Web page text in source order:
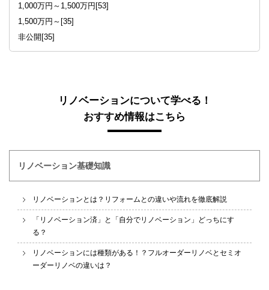
1,000万円～1,500万円[53]
1,500万円～[35]
非公開[35]
リノベーションについて学べる！
おすすめ情報はこちら
リノベーション基礎知識
リノベーションとは？リフォームとの違いや流れを徹底解説
「リノベーション済」と「自分でリノベーション」どっちにす
る？
リノベーションには種類がある！？フルオーダーリノベとセミオ
ーダーリノベの違いは？